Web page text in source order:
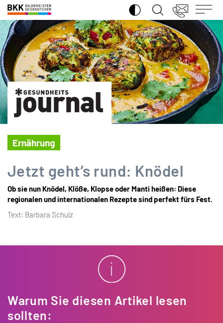
BKK
Gildemeister
Seidensticker
SUCHE ÖFFNEN
Ernährung
Jetzt geht’s rund: Knödel
Ob sie nun Knödel, Klöße, Klopse oder Manti heißen: Diese
regionalen und internationalen Rezepte sind perfekt fürs Fest.
Text: Barbara Schulz
Warum Sie diesen Artikel lesen
sollten: